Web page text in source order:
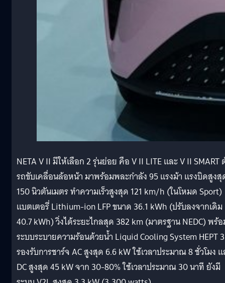
NETA V II มีให้เลือก 2 รุ่นย่อย คือ V II LITE และ V II SMART
รถขับเคลื่อนล้อหน้า มาพร้อมพละกำลัง 95 แรงม้า แรงบิดสูง
150 นิวตันเมตร ทำความเร็วสูงสุด 121 km/h (ในโหมด Sport)
แบตเตอรี่ Lithium-ion LFP ขนาด 36.1 kWh (ปรับลงจากเดิม
40.7 kWh) วิ่งได้ระยะไกลสุด 382 km (มาตรฐาน NEDC) พร้
ระบบระบายความร้อนด้วยน้ำ Liquid Cooling System HEPT
รองรับการชาร์จ AC สูงสุด 6.6 kW ใช้เวลาประมาณ 8 ชั่วโมง
DC สูงสุด 45 kW จาก 30-80% ใช้เวลาประมาณ 30 นาที ยังมี